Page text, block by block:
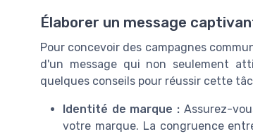
Élaborer un message
Pour concevoir des campagnes
d'un message qui non seulement
quelques conseils pour réussir cette
Identité de marque :Assurez-
votre marque. La congruence